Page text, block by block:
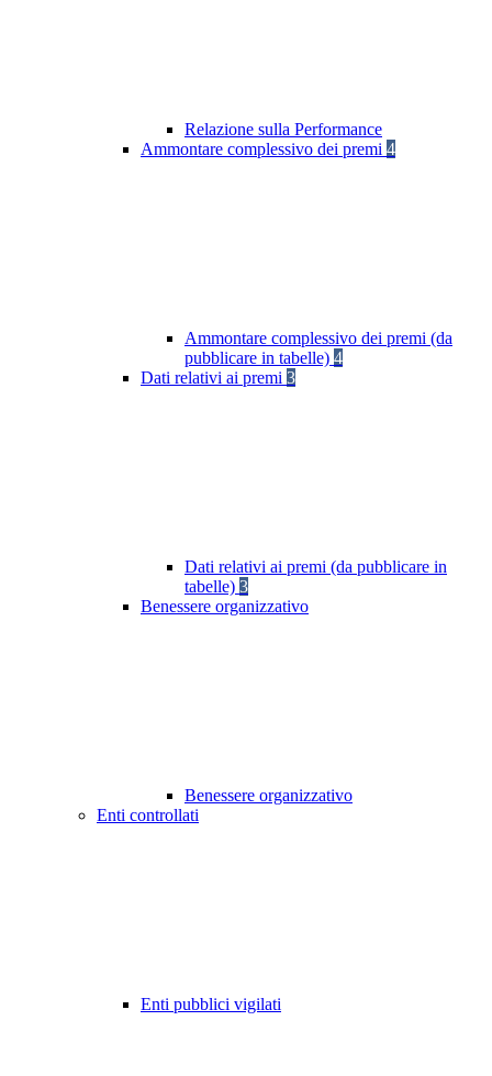
Relazione sulla Performance
Ammontare complessivo dei premi 4
Ammontare complessivo dei premi (da
pubblicare in tabelle) 4
Dati relativi ai premi 3
Dati relativi ai premi (da pubblicare in
tabelle) 3
Benessere organizzativo
Benessere organizzativo
Enti controllati
Enti pubblici vigilati